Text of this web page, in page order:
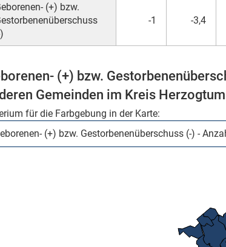
(Mikrozensus)
(+) bzw.
-1 -3,4
(+) bzw.
Gemeinden im Kreis
für die Farbgebung in der Karte: